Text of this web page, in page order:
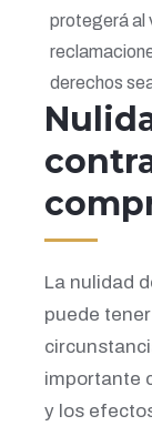
protegerá al
derechos
La nulidad
puede
importante
y los